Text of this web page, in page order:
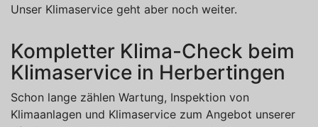
Unser Klimaservice geht aber noch weiter.
Kompletter Klima-Check beim
Klimaservice in Herbertingen
Schon lange zählen Wartung, Inspektion von
Klimaanlagen und Klimaservice zum Angebot unserer